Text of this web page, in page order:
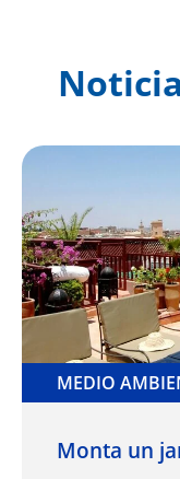
MEDIO
Monta un